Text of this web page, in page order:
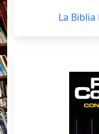
La Biblia